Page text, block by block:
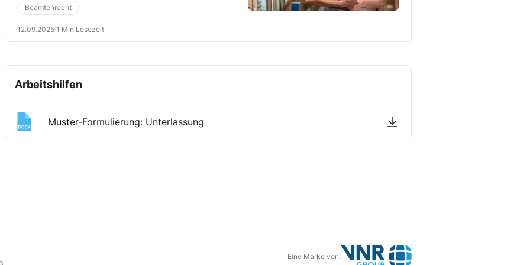
Beamtenrecht
12.09.2025·1 Min Lesezeit
Arbeitshilfen
Muster-Formulierung: Unterlassung
Eine Marke von: